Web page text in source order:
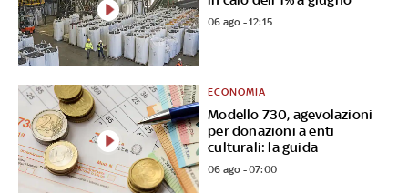
06 ago - 12:15
Modello 730, agevolazioni
per donazioni a enti
culturali: la guida
ECONOMIA
06 ago - 07:00